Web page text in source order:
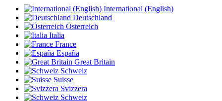
International (English)
Deutschland
Österreich
Italia
France
España
Great Britain
Schweiz
Suisse
Svizzera
Schweiz